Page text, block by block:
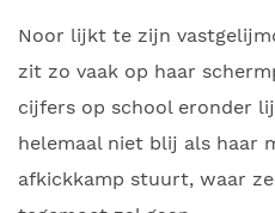
Noor lijkt te zijn
zit zo vaak op haar
cijfers op school eronder
helemaal niet blij als haar
afkickkamp stuurt, waar